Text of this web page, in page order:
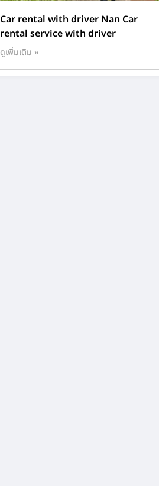
Car rental with driver Nan Car
rental service with driver
ดูเพิ่มเติม »